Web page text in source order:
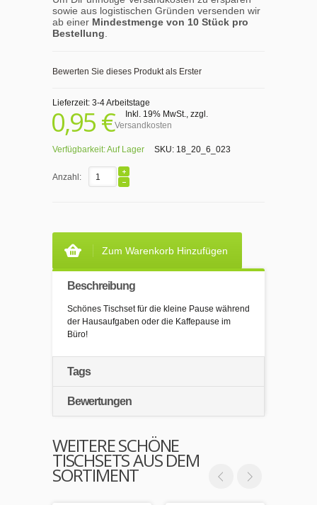
sowie aus logistischen Gründen versenden wir
ab einer Mindestmenge von 10 Stück pro
Bestellung.
Bewerten Sie dieses Produkt als Erster
Lieferzeit: 3-4 Arbeitstage
0,95 € Inkl. 19% MwSt., zzgl.
Versandkosten
Verfügbarkeit:Auf Lager SKU: 18_20_6_023
Anzahl:
Zum Warenkorb Hinzufügen
Beschreibung
Schönes Tischset für die kleine Pause während
der Hausaufgaben oder die Kaffepause im
Büro!
Tags
Bewertungen
WEITERE SCHÖNE
TISCHSETS AUS DEM
SORTIMENT